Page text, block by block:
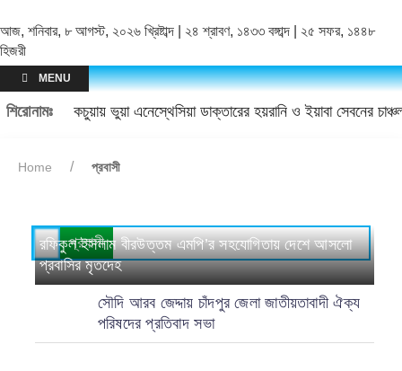
আজ, শনিবার, ৮ আগস্ট, ২০২৬ খ্রিষ্টাব্দ | ২৪ শ্রাবণ, ১৪৩৩ বঙ্গাব্দ | ২৫ সফর, ১৪৪৮
হিজরী
MENU
শিরোনামঃ কচুয়ায় ভুয়া এনেস্থেসিয়া ডাক্তারের হয়রানি ও ইয়াবা সেবনের
Home প্রবাসী
প্রবাসী
রফিকুল ইসলাম বীরউত্তম এমপি’র সহযোগিতায় দেশে আসলো
প্রবাসির মৃতদেহ
সৌদি আরব জেদ্দায় চাঁদপুর জেলা জাতীয়তাবাদী ঐক্য
পরিষদের প্রতিবাদ সভা